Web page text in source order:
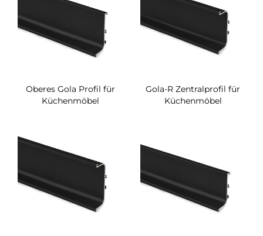
Oberes Gola Profil für
Küchenmöbel
Gola-R Zentralprofil für
Küchenmöbel